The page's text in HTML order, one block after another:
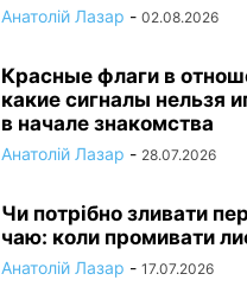
Анатолій Лазар - 02.08.2026
Красные флаги в
какие сигналы нельзя
в начале знакомства
Анатолій Лазар - 28.07.2026
Чи потрібно зливати
чаю: коли промивати
Анатолій Лазар - 17.07.2026